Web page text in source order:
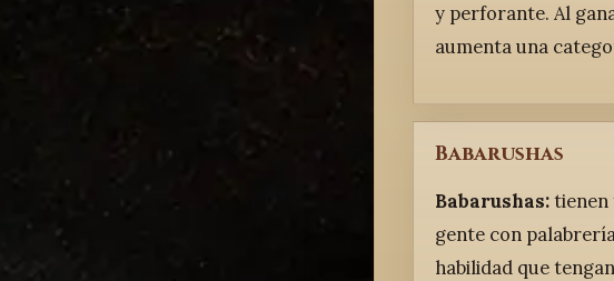
y perforante. Al
aumenta una
Babarushas
Babarushas:tienen
gente con
habilidad que